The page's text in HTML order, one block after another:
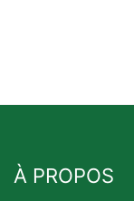
À PROPOS